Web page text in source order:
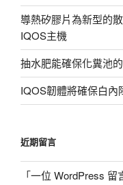
導熱矽膠片為新型的
IQOS主機
抽水肥能確保化糞池
IQOS韌體將確保白內
近期留言
「一位 WordPress 留